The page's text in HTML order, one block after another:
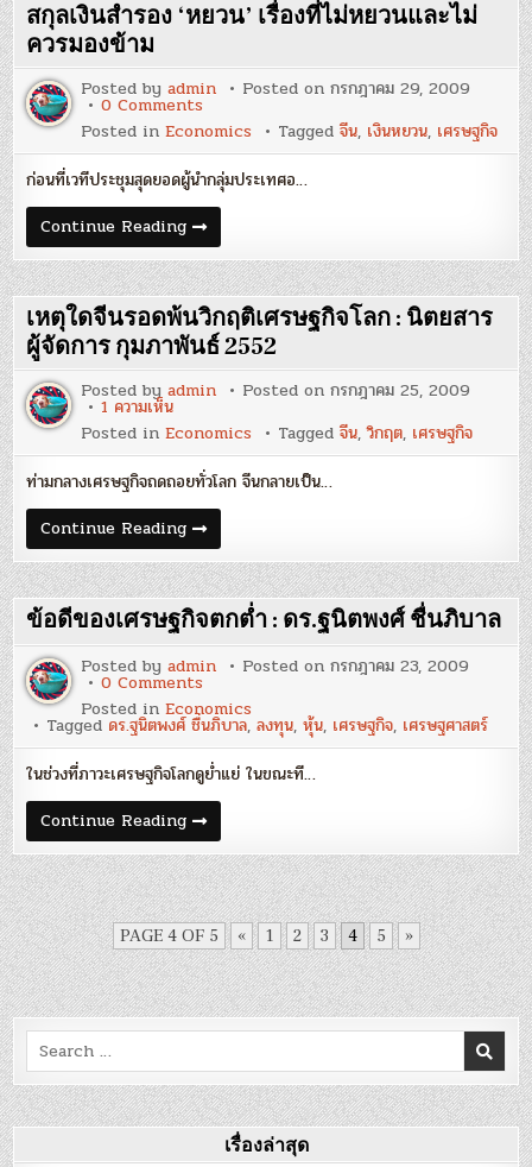
ต่อ
ไป”
รพงษ์
รา
มา
งกูร
สกุลเงินสำรอง ‘หยวน’ เรื่องที่ไม่หยวนและไม่
ควรมองข้าม
Posted byadmin Posted onกรกฎาคม 29, 2009
0 Comments
เงิน
สำรอง
‘หยวน’
เรื่อง
ที่
ไม่
หยวน
และ
ไม่
ควร
มอง
ข้าม
Posted inEconomics Taggedจีน, เงินหยวน, เศรษฐกิจ
ก่อนที่เวทีประชุมสุดยอดผู้นำกลุ่มประเทศอ…
Continue Readingสกุล
เงิน
สำรอง
‘หยวน’
เรื่อง
ที่
ไม่
หยวน
และ
ไม่
ควร
ข้าม
เหตุใดจีนรอดพ้นวิกฤติเศรษฐกิจโลก : นิตยสาร
ผู้จัดการ กุมภาพันธ์ 2552
Posted byadmin Posted onกรกฎาคม 25, 2009
1 ความเห็นบน
เหตุ
ใด
จีน
รอดพ้น
วิกฤติ
เศรษฐกิจ
โลก
:
นิตยสาร
ผู้
จัดการ
กุมภาพันธ์
2552
Posted inEconomics Taggedจีน,วิกฤต, เศรษฐกิจ
ท่ามกลางเศรษฐกิจถดถอยทั่วโลก จีนกลายเป็น…
Continue Readingเหตุ
ใด
จีน
รอดพ้น
วิกฤติ
เศรษฐกิจ
โลก
:
นิตยสาร
ผู้
จัดการ
กุมภาพันธ์
2552
ข้อดีของเศรษฐกิจตกต่ำ : ดร.ฐนิตพงศ์ ชื่นภิบาล
Posted byadmin Posted onกรกฎาคม 23, 2009
0 Comments
ข้อดี
ของ
เศรษฐกิจ
ตกต่ำ
:
ดร.ฐ
นิต
พงศ์
ชื่น
ภิ
บาล
Posted inEconomics
Tagged ดร.ฐนิตพงศ์ ชื่นภิบาล,ลงทุน,หุ้น, เศรษฐกิจ, เศรษฐศาสตร์
ในช่วงที่ภาวะเศรษฐกิจโลกดูย่ำแย่ ในขณะที…
Continue Readingข้อดี
ของ
เศรษฐกิจ
ตกต่ำ
:
ดร.ฐ
นิต
พงศ์
ชื่น
ภิ
บาล
PAGE 4 OF 5 « 1 2 3 4 5 »
Search
for:
เรื่องล่าสุด